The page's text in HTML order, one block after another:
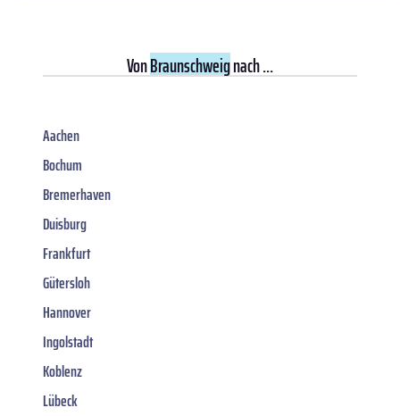
VonBraunschweignach ...
Aachen
Bochum
Bremerhaven
Duisburg
Frankfurt
Gütersloh
Hannover
Ingolstadt
Koblenz
Lübeck